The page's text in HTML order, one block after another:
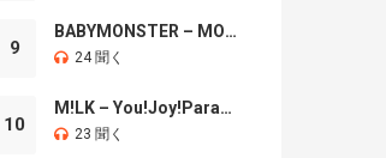
9
BABYMONSTER – MOON
24 聞く
10
M!LK – You!Joy!Parade!
23 聞く